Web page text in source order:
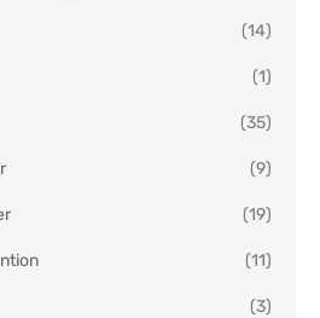
(14)
(1)
(35)
(9)
(19)
(11)
(3)